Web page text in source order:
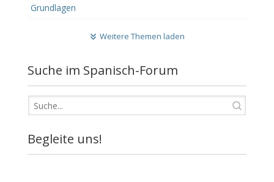
Grundlagen
Weitere Themen laden
Suche im Spanisch-Forum
Begleite uns!